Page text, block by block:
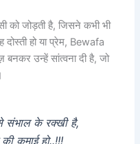
को जोड़ती है, जिसने कभी भी
दोस्ती हो या प्रेम, Bewafa
उन्हें सांत्वना दी है, जो
संभाल के रक्खी है,
कमाई हो..!!!